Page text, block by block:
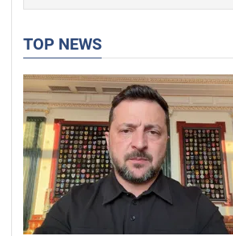
TOP NEWS